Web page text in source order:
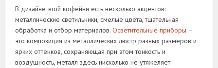
В дизайне этой кофейни есть несколько акцентов:
металлические светильники, смелые цвета, тщательная
обработка и отбор материалов.Осветительные приборы –
это композиция из металлических люстр разных размеров и
ярких оттенков, сохраняющая при этом тонкость и
воздушность, металл здесь нисколько не утяжеляет